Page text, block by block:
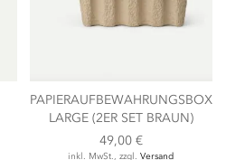
PAPIERAUFBEWAHRUNGSBOX
LARGE (2ER SET BRAUN)
49,00 €
inkl. MwSt., zzgl.Versand